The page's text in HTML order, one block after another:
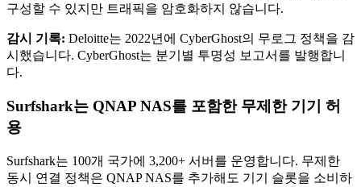
구성할 수 있지만 트래픽을 암호화하지 않습니다.
감시 기록: Deloitte는 2022년에 CyberGhost의 무로그 정책을 감
시했습니다. CyberGhost는 분기별 투명성 보고서를 발행합니
다.
Surfshark는 QNAP NAS를 포함한 무제한 기기 허
용
Surfshark는 100개 국가에 3,200+ 서버를 운영합니다. 무제한
동시 연결 정책은 QNAP NAS를 추가해도 기기 슬롯을 소비하